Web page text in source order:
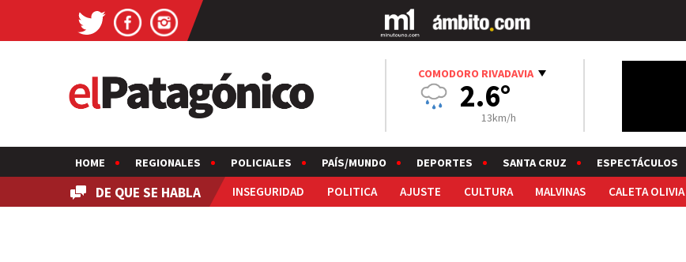
COMODORO RIVADAVIA
2.6°
13km/h
HOME REGIONALES POLICIALES PAÍS/MUNDO DEPORTES SANTA CRUZ ESPECTÁCULOS
DE QUE SE HABLA INSEGURIDAD POLITICA AJUSTE CULTURA MALVINAS CALETA OLIVIA